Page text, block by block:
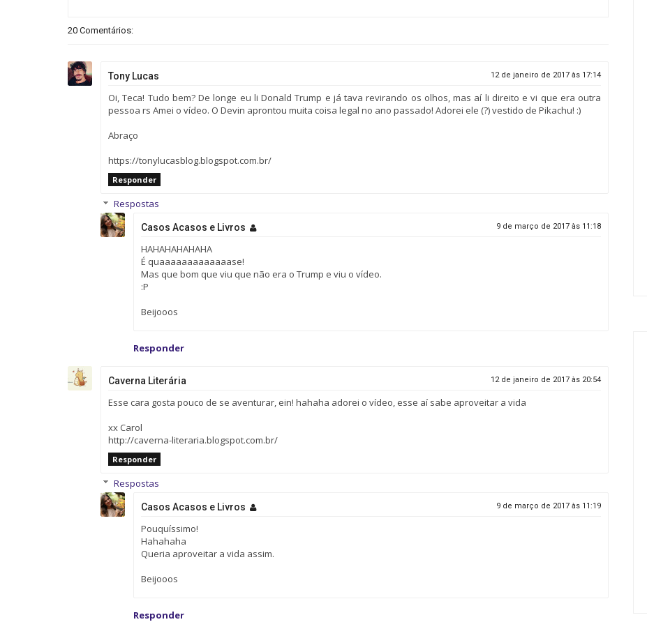
20 Comentários:
Tony Lucas 12 de janeiro de 2017 às 17:14
Oi, Teca! Tudo bem? De longe eu li Donald Trump e já tava revirando os olhos, mas aí li direito e vi que era outra
pessoa rs Amei o vídeo. O Devin aprontou muita coisa legal no ano passado! Adorei ele (?) vestido de Pikachu! :)
Abraço
https://tonylucasblog.blogspot.com.br/
Responder
Respostas
Casos Acasos e Livros 9 de março de 2017 às 11:18
HAHAHAHAHAHA
É quaaaaaaaaaaaaase!
Mas que bom que viu que não era o Trump e viu o vídeo.
:P
Beijooos
Responder
Caverna Literária 12 de janeiro de 2017 às 20:54
Esse cara gosta pouco de se aventurar, ein! hahaha adorei o vídeo, esse aí sabe aproveitar a vida
xx Carol
http://caverna-literaria.blogspot.com.br/
Responder
Respostas
Casos Acasos e Livros 9 de março de 2017 às 11:19
Pouquíssimo!
Hahahaha
Queria aproveitar a vida assim.
Beijooos
Responder